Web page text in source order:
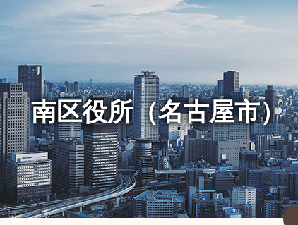
南区役所（名古屋市）